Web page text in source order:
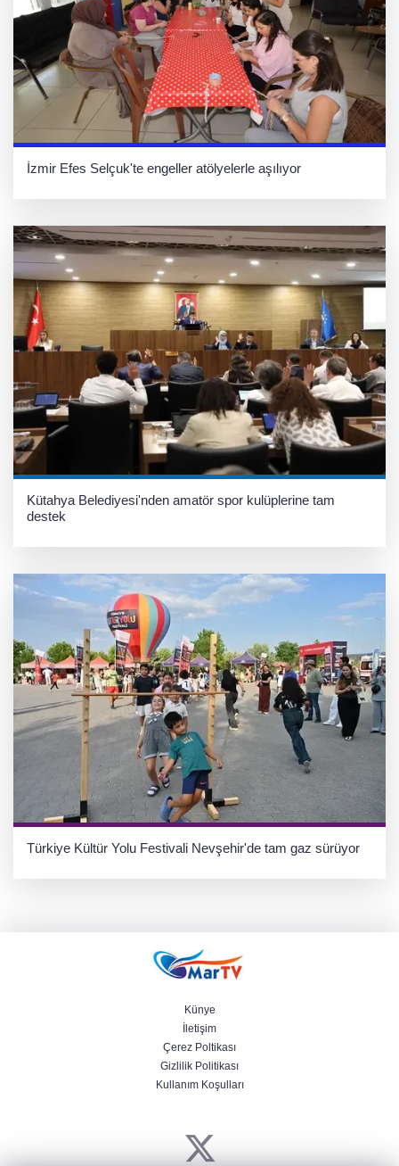
İzmir Efes Selçuk'te engeller atölyelerle aşılıyor
Kütahya Belediyesi'nden amatör spor kulüplerine tam
destek
Türkiye Kültür Yolu Festivali Nevşehir'de tam gaz sürüyor
Künye
İletişim
Çerez Poltikası
Gizlilik Politikası
Kullanım Koşulları